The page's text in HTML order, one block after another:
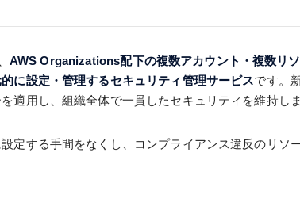
AWS Organizations配下の複数アカウント・複数リ
に設定・管理するセキュリティ管理サービスです。
適用し、組織全体で一貫したセキュリティを維持しま
定する手間をなくし、コンプライアンス違反のリソ